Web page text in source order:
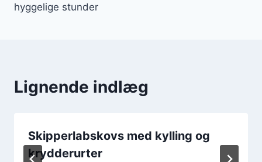
hyggelige stunder
Lignende indlæg
Skipperlabskovs med kylling og
krydderurter